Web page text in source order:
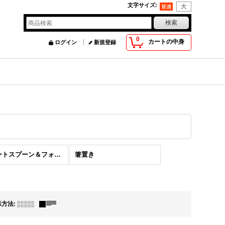
文字サイズ:
0 カートの中身
ログイン 新規登録
デザートスプーン＆フォーク 箸置き
方法: